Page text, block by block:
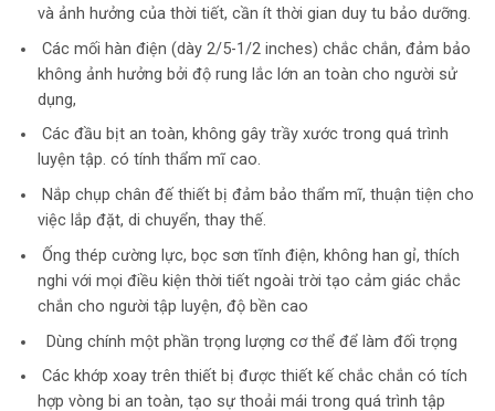
và ảnh hưởng của thời tiết, cần ít thời gian duy tu bảo dưỡng.
Các mối hàn điện (dày 2/5-1/2 inches) chắc chắn, đảm bảo
không ảnh hưởng bởi độ rung lắc lớn an toàn cho người sử
dụng,
Các đầu bịt an toàn, không gây trầy xước trong quá trình
luyện tập. có tính thẩm mĩ cao.
Nắp chụp chân đế thiết bị đảm bảo thẩm mĩ, thuận tiện cho
việc lắp đặt, di chuyển, thay thế.
Ống thép cường lực, bọc sơn tĩnh điện, không han gỉ, thích
nghi với mọi điều kiện thời tiết ngoài trời tạo cảm giác chắc
chắn cho người tập luyện, độ bền cao
Dùng chính một phần trọng lượng cơ thể để làm đối trọng
Các khớp xoay trên thiết bị được thiết kế chắc chắn có tích
hợp vòng bi an toàn, tạo sự thoải mái trong quá trình tập